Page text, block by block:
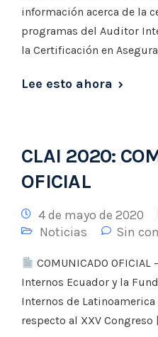
información acerca de la
programas del Auditor
la Certificación en
Lee esto ahora
CLAI 2020:
OFICIAL
4 de mayo de 2020
Noticias
Sin
COMUNICADO
Internos Ecuador y la
Internos de
respecto al XXV Congreso